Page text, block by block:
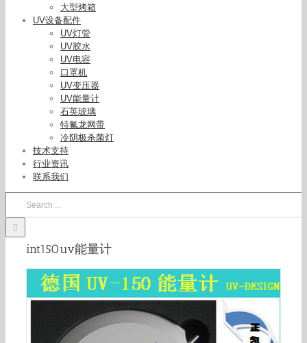
大型烤箱
UV设备配件
UV灯管
UV胶水
UV电容
口罩机
UV变压器
UV能量计
石英玻璃
特氟龙网带
冷阴极杀菌灯
技术支持
行业资讯
联系我们
int150uv能量计
正凯批发德国UV能量计UV-DESIGNUV-int150能